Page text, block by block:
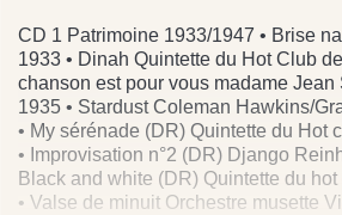
CD 1 Patrimoine 1933/1947 • Brise
1933 • Dinah Quintette du Hot Club
chanson est pour vous madame
1935 • Stardust Coleman Hawkins/
• My sérénade (DR) Quintette du Hot
• Improvisation n°2 (DR) Django
Black and white (DR) Quintette du
• Valse de minuit Orchestre musette